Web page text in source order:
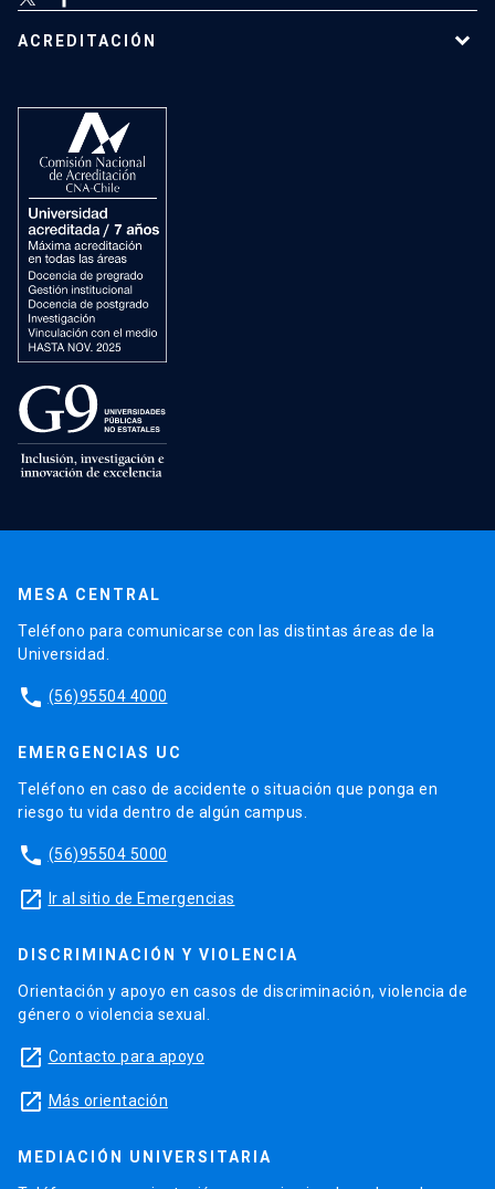
ACREDITACIÓN
MESA CENTRAL
Teléfono para comunicarse con las distintas áreas de la
Universidad.
phone (56)95504 4000
EMERGENCIAS UC
Teléfono en caso de accidente o situación que ponga en
riesgo tu vida dentro de algún campus.
phone (56)95504 5000
launch Ir al sitio de Emergencias
DISCRIMINACIÓN Y VIOLENCIA
Orientación y apoyo en casos de discriminación, violencia de
género o violencia sexual.
launch Contacto para apoyo
launch Más orientación
MEDIACIÓN UNIVERSITARIA